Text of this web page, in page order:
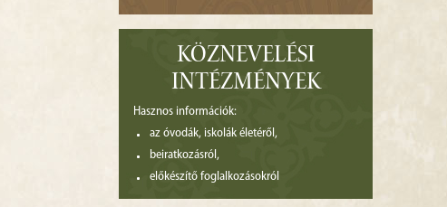
KÖZNEVELÉSI
INTÉZMÉNYEK
Hasznos információk:
az óvodák, iskolák életéről,
beiratkozásról,
előkészítő foglalkozásokról